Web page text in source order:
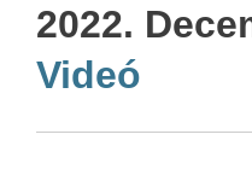
2022.
Videó